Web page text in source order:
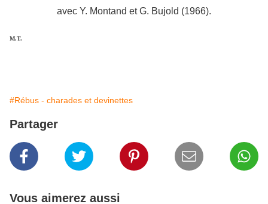
avec Y. Montand et G. Bujold (1966).
M.T.
#Rébus - charades et devinettes
Partager
Vous aimerez aussi